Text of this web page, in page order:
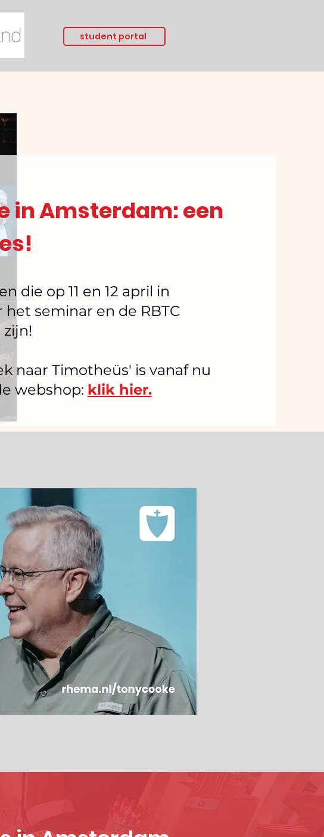
student portal
in Amsterdam: een
die op 11 en 12 april in
seminar en de RBTC
naar Timotheüs' is vanaf nu
webshop: klik hier.